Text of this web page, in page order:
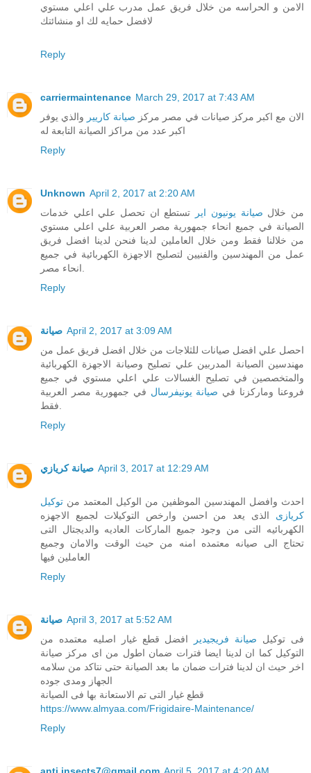
الامن و الحراسه من خلال فريق عمل مدرب علي اعلي مستوي
لافضل حمايه لك او منشائتك
Reply
carriermaintenance March 29, 2017 at 7:43 AM
الان مع اكبر مركز صيانات في مصر مركز صيانة كاريير والذي يوفر
اكبر عدد من مراكز الصيانة التابعة له
Reply
Unknown April 2, 2017 at 2:20 AM
من خلال صيانة يونيون اير
تستطع ان تحصل علي اعلي خدمات
الصيانة في جميع انحاء جمهورية مصر العربية علي اعلي مستوي
من خلالنا فقط ومن خلال العاملين لدينا فنحن لدينا افضل فريق
عمل من المهندسين والفنيين لتصليح الاجهزة الكهربائية في جميع
Reply
صيانة April 2, 2017 at 3:09 AM
احصل علي افضل صيانات للثلاجات من خلال افضل فريق عمل من
مهندسين الصيانة المدربين علي تصليح وصيانة الاجهزة الكهربائية
والمتخصصين في تصليح الغسالات علي اعلي مستوي في جميع
فروعنا وماركزنا في صيانة يونيفرسال في جمهورية مصر العربية
Reply
صيانة كريازي April 3, 2017 at 12:29 AM
احدث وافضل المهندسين الموظفين من الوكيل المعتمد من توكيل
كريازى الذى يعد من احسن وارخص التوكيلات لجميع الاجهزه
الكهربائيه التى من وجود جميع الماركات العاديه والديجتال التى
تحتاج الى صيانه معتمده امنه من حيث الوقت والامان وجميع
العاملين فيها
Reply
صيانة April 3, 2017 at 5:52 AM
فى توكيل صيانة فريجيدير
افضل قطع غيار اصليه معتمده من
التوكيل كما ان لدينا ايضا فترات ضمان اطول من اى مركز صيانة
اخر حيث ان لدينا فترات ضمان ما بعد الصيانة حتى نتاكد من سلامه
الجهاز ومدى جوده
قطع غيار التى تم الاستعانة بها فى الصيانة
https://www.almyaa.com/Frigidaire-Maintenance/
Reply